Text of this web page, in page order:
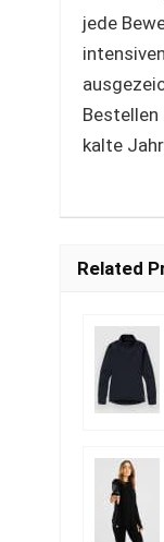
jede
Bestellen
kalte
Related